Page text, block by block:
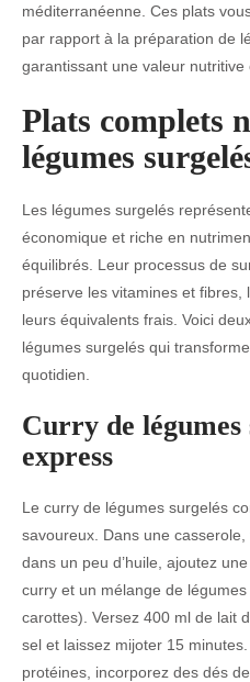
méditerranéenne. Ces plats
par rapport à la préparation de
garantissant une valeur nutritive
Plats complets
légumes
Les légumes surgelés
économique et riche en
équilibrés. Leur processus de
préserve les vitamines et fibres,
leurs équivalents frais. Voici
légumes surgelés qui
quotidien.
Curry de légumes
express
Le curry de légumes surgelés
savoureux. Dans une
dans un peu d’huile, ajoutez
curry et un mélange de
carottes). Versez 400 ml de lait
sel et laissez mijoter 15
protéines, incorporez des dés